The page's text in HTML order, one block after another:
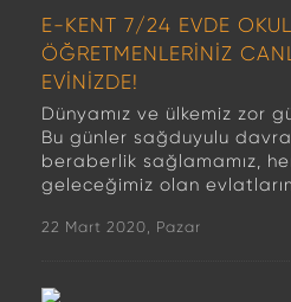
E-KENT 7/24 EVDE
ÖĞRETMENLERİNİZ
EVİNİZDE!
Dünyamız ve ülkemiz zor
Bu günler sağduyulu
beraberlik sağlamamız,
geleceğimiz olan
22 Mart 2020, Pazar